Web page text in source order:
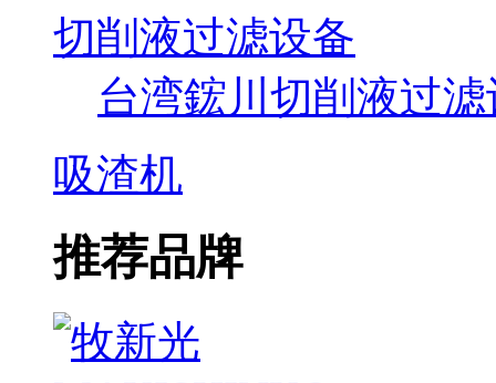
切削液过滤设备
台湾鋐川切削液过
吸渣机
推荐品牌